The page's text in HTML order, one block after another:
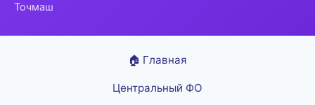
Точмаш
🏠 Главная
Центральный ФО